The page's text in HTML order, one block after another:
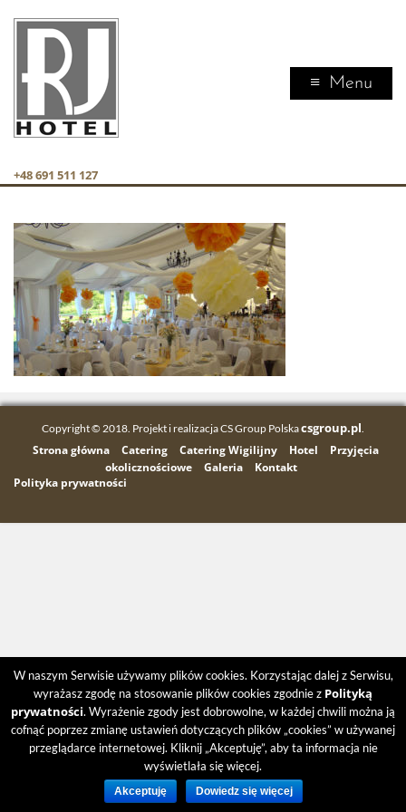
+48 691 511 127
Menu
Copyright © 2018. Projekt i realizacja CS Group Polskacsgroup.pl.
Strona główna Catering Catering Wigilijny Hotel
Przyjęcia
okolicznościowe
Galeria
Kontakt
Polityka prywatności
W naszym Serwisie używamy plików cookies. Korzystając dalej z Serwisu,
wyrażasz zgodę na stosowanie plików cookies zgodnie z Polityką
prywatności. Wyrażenie zgody jest dobrowolne, w każdej chwili można ją
cofnąć poprzez zmianę ustawień dotyczących plików „cookies” w używanej
przeglądarce internetowej. Kliknij „Akceptuję”, aby ta informacja nie
wyświetlała się więcej.
Akceptuję Dowiedz się więcej